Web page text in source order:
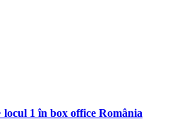
1 în box office România